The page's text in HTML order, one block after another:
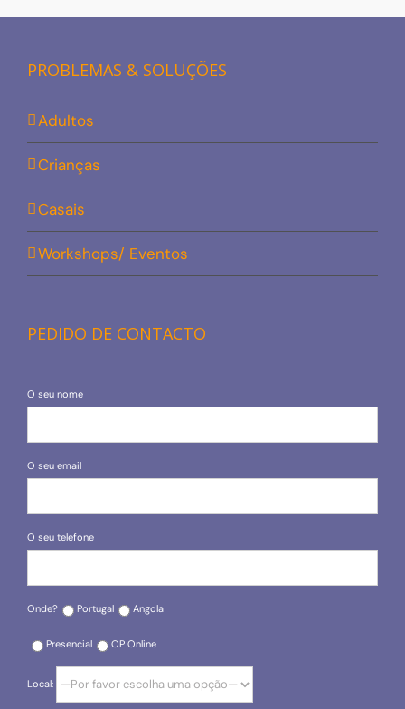
PROBLEMAS & SOLUÇÕES
Adultos
Crianças
Casais
Workshops/ Eventos
PEDIDO DE CONTACTO
O seu nome
O seu email
O seu telefone
Onde? Portugal Angola
Presencial OP Online
Local: